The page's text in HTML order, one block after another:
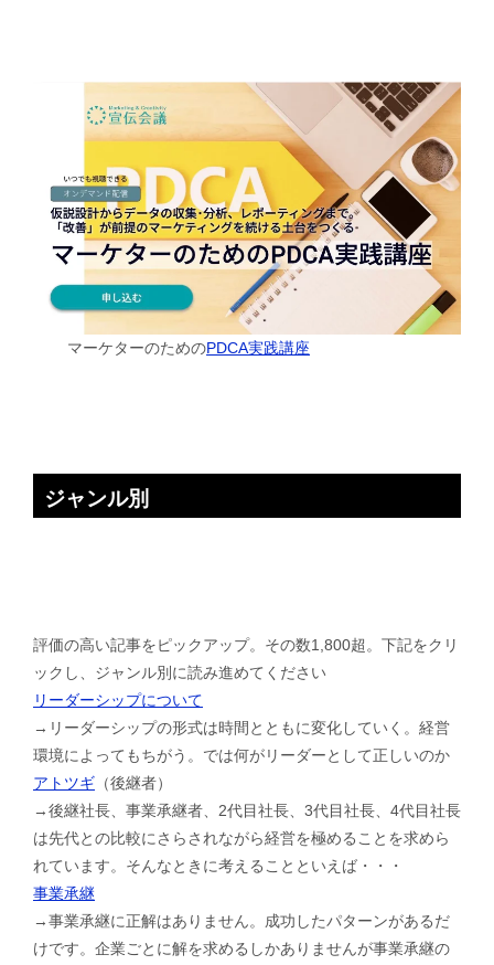
マーケターのためのPDCA実践講座
ジャンル別
評価の高い記事をピックアップ。その数1,800超。下記をクリ
ックし、ジャンル別に読み進めてください
リーダーシップについて
→リーダーシップの形式は時間とともに変化していく。経営
環境によってもちがう。では何がリーダーとして正しいのか
アトツギ （後継者）
→後継社長、事業承継者、2代目社長、3代目社長、4代目社長
は先代との比較にさらされながら経営を極めることを求めら
れています。そんなときに考えることといえば・・・
事業承継
→事業承継に正解はありません。成功したパターンがあるだ
けです。企業ごとに解を求めるしかありませんが事業承継の